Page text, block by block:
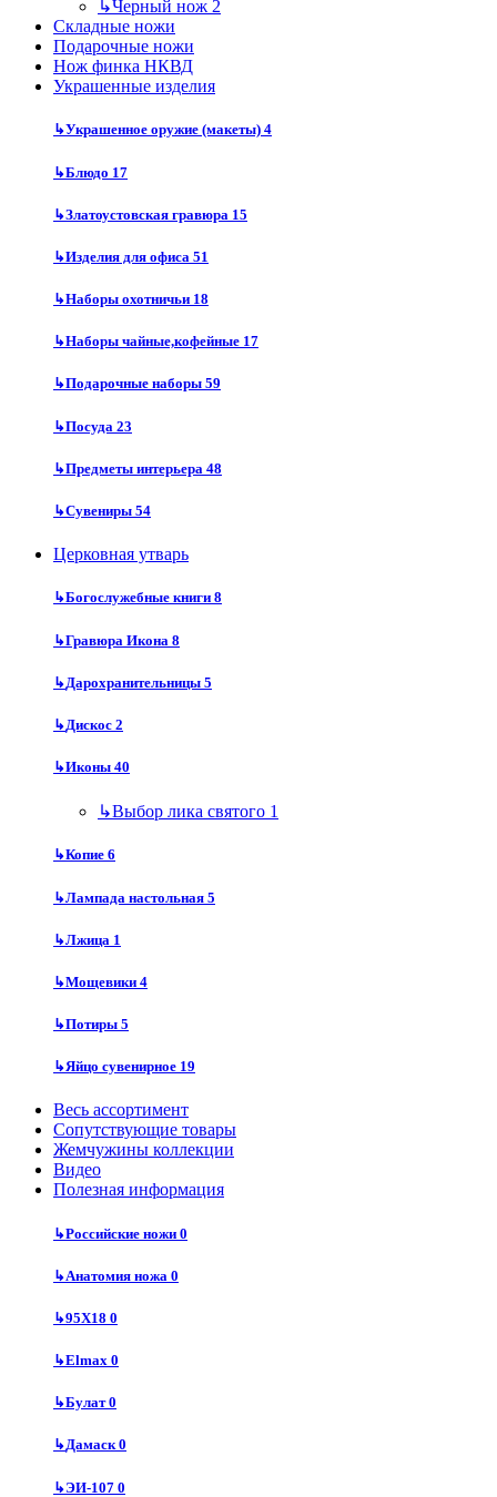
↳Черный нож 2
Складные ножи
Подарочные ножи
Нож финка НКВД
Украшенные изделия
↳Украшенное оружие (макеты) 4
↳Блюдо 17
↳Златоустовская гравюра 15
↳Изделия для офиса 51
↳Наборы охотничьи 18
↳Наборы чайные,кофейные 17
↳Подарочные наборы 59
↳Посуда 23
↳Предметы интерьера 48
↳Сувениры 54
Церковная утварь
↳Богослужебные книги 8
↳Гравюра Икона 8
↳Дарохранительницы 5
↳Дискос 2
↳Иконы 40
↳Выбор лика святого 1
↳Копие 6
↳Лампада настольная 5
↳Лжица 1
↳Мощевики 4
↳Потиры 5
↳Яйцо сувенирное 19
Весь ассортимент
Сопутствующие товары
Жемчужины коллекции
Видео
Полезная информация
↳Российские ножи 0
↳Анатомия ножа 0
↳95Х18 0
↳Elmax 0
↳Булат0
↳Дамаск0
↳ЭИ-107 0